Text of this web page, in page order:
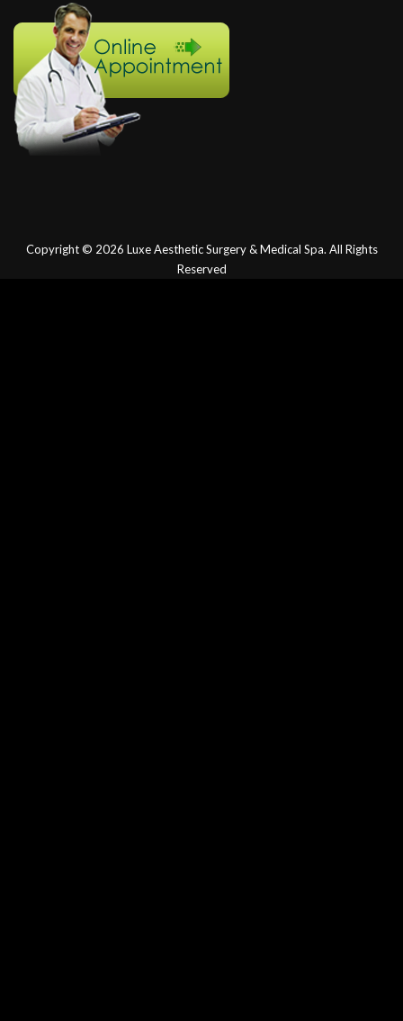
Copyright © 2026 Luxe Aesthetic Surgery & Medical Spa. All Rights
Reserved